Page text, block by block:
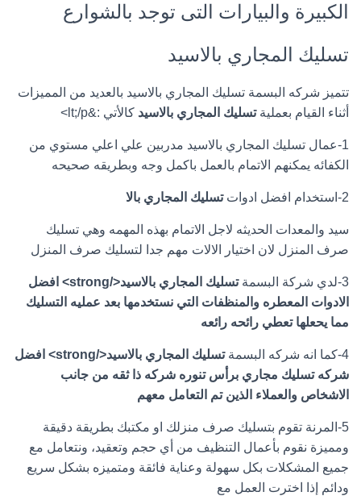
الكبيرة والبيارات التى توجد بالشوارع
تسليك المجاري بالاسيد
تتميز شركه البسمة تسليك المجاري بالاسيد بالعديد من المميزات
أثناء القيام بعمليةتسليك المجاري بالاسيد كالأتي :&lt;/p>
1-عمال تسليك المجاري بالاسيد مدربين علي اعلي مستوي من
الكفائه يمكنهم الاتمام بالعمل باكمل وجه وبطريقه صحيحه
2-استخدام افضل ادوات تسليك المجاري بالا
سيد والمعدات الحديثه لاجل الاتمام بهذه المهمه وهي تسليك
صرف المنزل لان اختيار الالات مهم جدا لتسليك صرف المنزل
3-لدي شركة البسمة
تسليك المجاري بالاسيد</strong> افضل
الادوات المعطره والمنظفات التي نستخدمها بعد عمليه التسليك
مما يحعلها تعطي رائحه رائعه
4-كما انه شركه البسمة
تسليك المجاري بالاسيد</strong> افضل
شركه تسليك مجاري برأس تنوره شركه ذا ثقه من جانب
الاشخاص والعملاء الذين تم التعامل معهم
5-المرنة تقوم بتسليك صرف منزلك او مكتبك بطريقة دقيقة
ومميزة نقوم بأعمال التنظيف من أي حجم وتعقيد، ونتعامل مع
جميع المشكلات بكل سهولة وعناية فائقة ومتميزه بشكل سريع
ودائم إذا اخترت العمل مع